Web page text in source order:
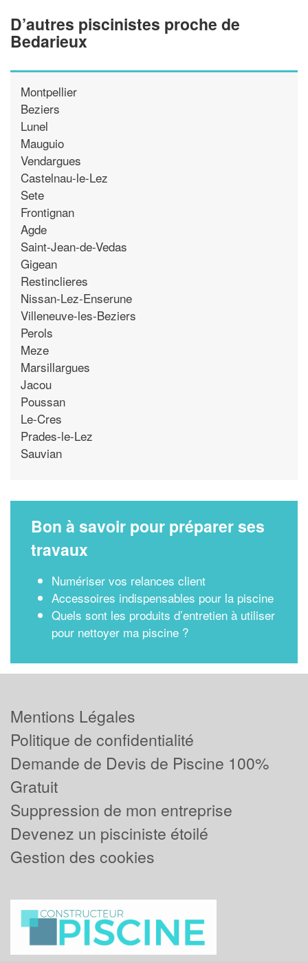
D’autres piscinistes proche de
Bedarieux
Montpellier
Beziers
Lunel
Mauguio
Vendargues
Castelnau-le-Lez
Sete
Frontignan
Agde
Saint-Jean-de-Vedas
Gigean
Restinclieres
Nissan-Lez-Enserune
Villeneuve-les-Beziers
Perols
Meze
Marsillargues
Jacou
Poussan
Le-Cres
Prades-le-Lez
Sauvian
Bon à savoir pour préparer ses
travaux
Numériser vos relances client
Accessoires indispensables pour la piscine
Quels sont les produits d’entretien à utiliser
pour nettoyer ma piscine ?
Mentions Légales
Politique de confidentialité
Demande de Devis de Piscine 100%
Gratuit
Suppression de mon entreprise
Devenez un pisciniste étoilé
Gestion des cookies